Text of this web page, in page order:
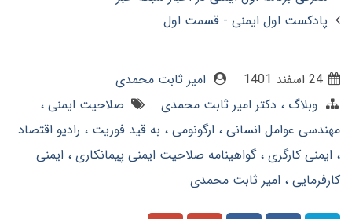
پادکست اول ایمنی - قسمت اول
امیر ثابت محمدی
وبلاگ
دکتر امیر ثابت محمدی
صلاحیت ایمنی
مهندسی عوامل انسانی
ارگونومی به قید فوریت
رادیو اقتصاد
ایمنی کارگری گواهینامه صلاحیت ایمنی پیمانکاری
ایمنی
کارفرمایی
امیر ثابت محمدی